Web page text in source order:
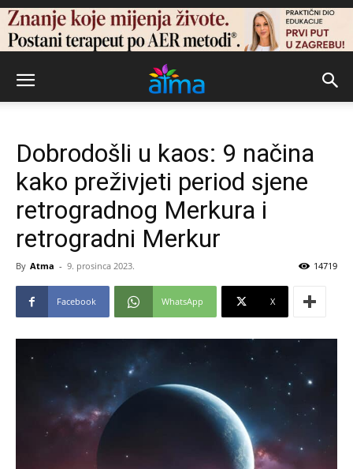
Dobrodošli u kaos: 9 načina
kako preživjeti period sjene
retrogradnog Merkura i
retrogradni Merkur
By Atma - 9. prosinca 2023. 14719
Facebook WhatsApp X